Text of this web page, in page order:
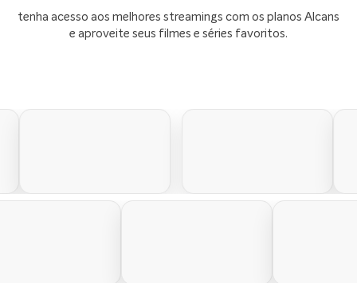
tenha acesso aos melhores streamings com os planos Alcans
e aproveite seus filmes e séries favoritos.